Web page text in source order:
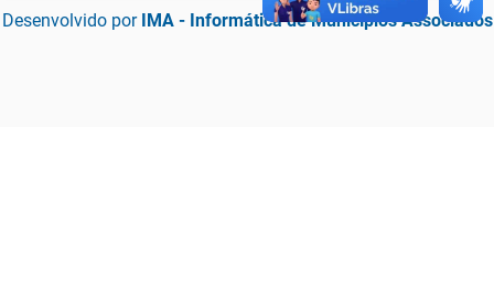
Desenvolvido por IMA - Informática de Municípios Associados